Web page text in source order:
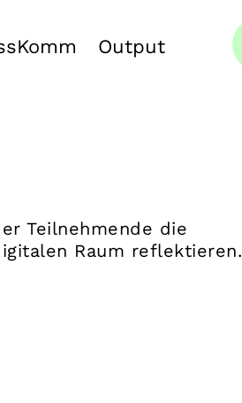
Output
Teilnehmende die
Raum reflektieren.